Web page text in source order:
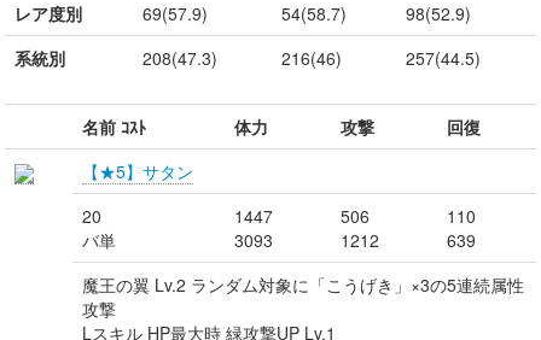
レア度別
69(57.9) 54(58.7)
98(52.9)
系統別
208(47.3) 216(46) 257(44.5)
名前 ｺｽﾄ 体力 攻撃
回復
【★5】サタン
20
バ単
1447
3093
506
1212
110
639
魔王の翼 Lv.2 ランダム対象に「こうげき」×3の5連続属性
攻撃
Lスキル HP最大時 緑攻撃UP Lv.1